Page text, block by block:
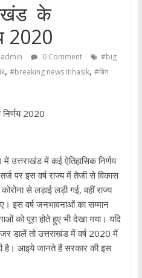
के
2020
0 Comment
#big
, #breaking news itihasik, #बिग
2020
में कई ऐतिहासिक निर्णय
पर इस वर्ष राज्य में तेजी से विकास
से लड़ाई लड़ी गई, वहीं राज्य
इस वर्ष जनभावनाओं का सम्मान
को पूरा होते हुए भी देखा गया। यदि
डालें तो उत्तराखंड में वर्ष 2020 में
है। आइये जानते हैं सरकार की इस